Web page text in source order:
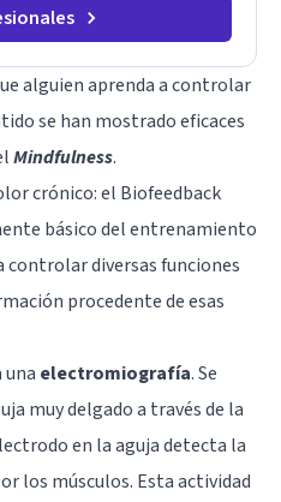
alguien aprenda a controlar
se han mostrado eficaces
Mindfulness.
crónico: el Biofeedback
básico del entrenamiento
controlar diversas funciones
procedente de esas
electromiografía. Se
muy delgado a través de la
en la aguja detecta la
los músculos. Esta actividad